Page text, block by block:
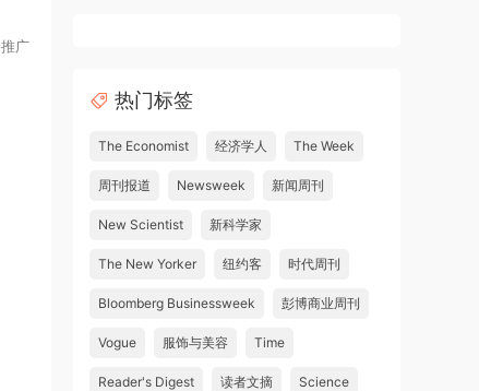
推广
热门标签
The Economist 经济学人 The Week
周刊报道 Newsweek 新闻周刊
New Scientist 新科学家
The New Yorker 纽约客 时代周刊
Bloomberg Businessweek 彭博商业周刊
Vogue 服饰与美容 Time
Reader's Digest 读者文摘 Science